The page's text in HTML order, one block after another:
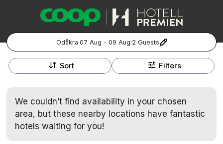
Ödåkra·07 Aug - 09 Aug·2 Guests
Popular Destinations:
Stockholm
Göteborg
Sort Filters
+
−
We couldn’t find availability in your chosen
area, but these nearby locations have fantastic
hotels waiting for you!